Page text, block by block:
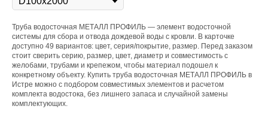
Труба водосточная МЕТАЛЛ ПРОФИЛЬ — элемент водосточной
системы для сбора и отвода дождевой воды с кровли. В карточке
доступно 49 вариантов: цвет, серия/покрытие, размер. Перед заказом
стоит сверить серию, размер, цвет, диаметр и совместимость с
желобами, трубами и крепежом, чтобы материал подошел к
конкретному объекту. Купить труба водосточная МЕТАЛЛ ПРОФИЛЬ в
Истре можно с подбором совместимых элементов и расчетом
комплекта водостока, без лишнего запаса и случайной замены
комплектующих.